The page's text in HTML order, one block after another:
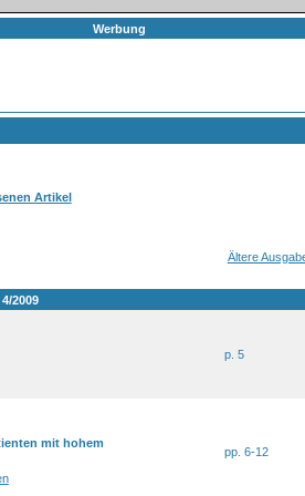
Werbung
Artikel
Ältere
2009
p. 5
mit hohem
pp. 6-12